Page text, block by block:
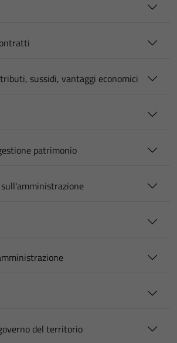
sussidi, vantaggi economici
patrimonio
del territorio